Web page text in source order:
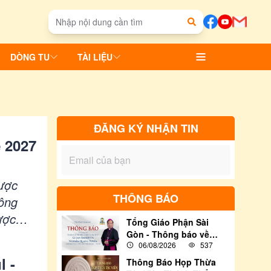
DÒNG TU TÀI LIỆU
-
ĐĂNG KÝ NHẬN TIN
THÔNG BÁO
Tổng Giáo Phận Sài
Gòn - Thông báo về
việc tham dự Thánh lễ
Truyền chức Giám Mục
06/08/2026 537
Thông Báo Họp Thừa